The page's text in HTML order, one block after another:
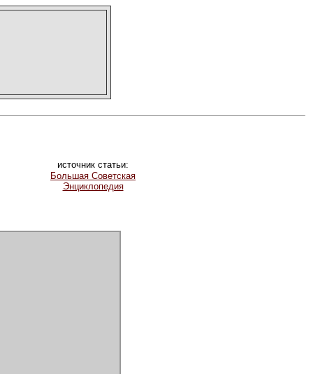
источник статьи:
Большая Советская
Энциклопедия